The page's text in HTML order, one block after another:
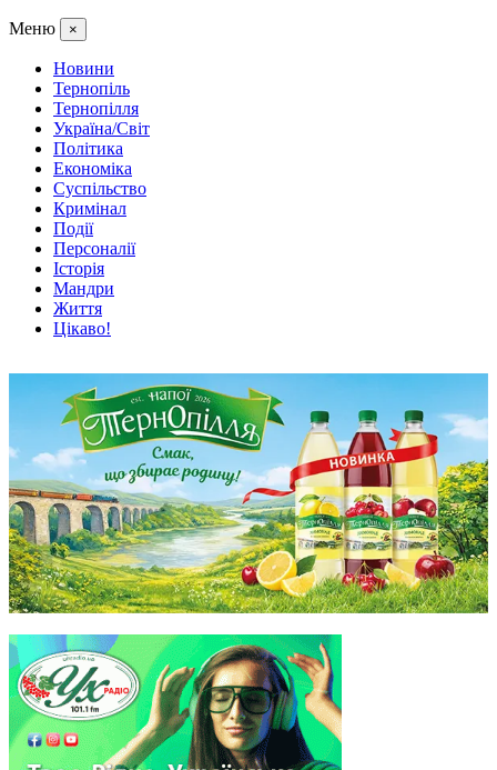
Меню ×
Новини
Тернопіль
Тернопілля
Україна/Світ
Політика
Економіка
Суспільство
Кримінал
Події
Персоналії
Історія
Мандри
Життя
Цікаво!